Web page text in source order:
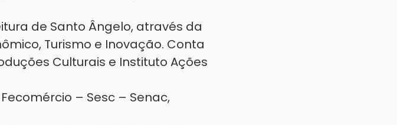
de Santo Ângelo, através da
Turismo e Inovação. Conta
Culturais e Instituto Ações
– Sesc – Senac,